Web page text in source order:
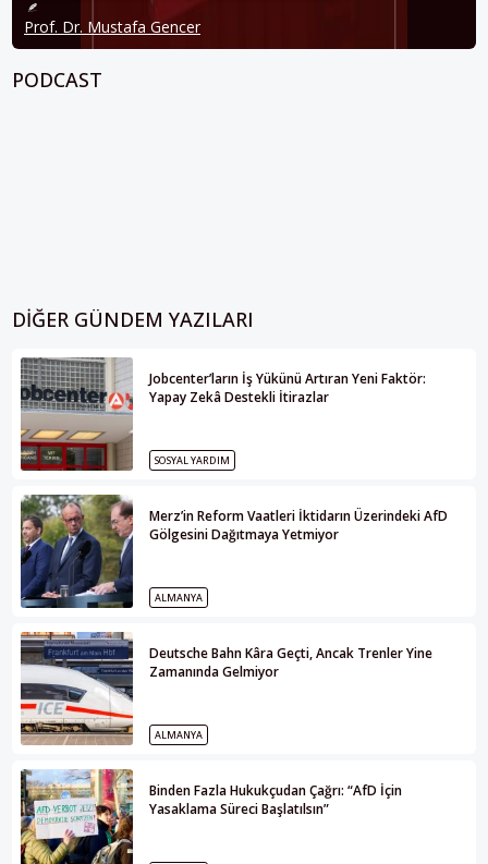
Prof. Dr. Mustafa Gencer
PODCAST
DIĞER GÜNDEM YAZILARI
Jobcenter’ların İş Yükünü Artıran Yeni Faktör:
Yapay Zekâ Destekli İtirazlar
SOSYAL YARDIM
Merz’in Reform Vaatleri İktidarın Üzerindeki AfD
Gölgesini Dağıtmaya Yetmiyor
ALMANYA
Deutsche Bahn Kâra Geçti, Ancak Trenler Yine
Zamanında Gelmiyor
ALMANYA
Binden Fazla Hukukçudan Çağrı: “AfD İçin
Yasaklama Süreci Başlatılsın”